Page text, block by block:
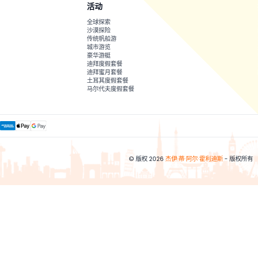
活动
全球探索
沙漠探险
传统帆船游
城市游览
豪华游艇
迪拜度假套餐
迪拜蜜月套餐
土耳其度假套餐
马尔代夫度假套餐
© 版权 2026 杰伊·蒂·阿尔·霍利迪斯- 版权所有